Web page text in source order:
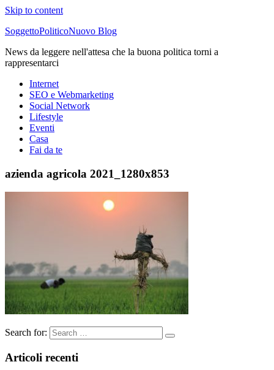
Skip to content
SoggettoPoliticoNuovo Blog
News da leggere nell'attesa che la buona politica torni a
rappresentarci
Internet
SEO e Webmarketing
Social Network
Lifestyle
Eventi
Casa
Fai da te
azienda agricola 2021_1280x853
Search for:
Articoli recenti